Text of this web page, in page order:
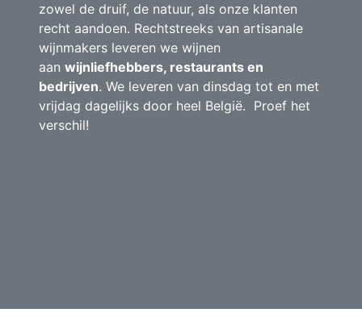
zowel de druif, de natuur, als onze klanten
recht aandoen. Rechtstreeks van artisanale
wijnmakers leveren we wijnen
aan wijnliefhebbers, restaurants en
bedrijven. We leveren van dinsdag tot en met
vrijdag dagelijks door heel België. Proef het
verschil!